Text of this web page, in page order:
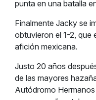
punta en una batalla
Finalmente Jacky se
obtuvieron el 1-2, que
afición mexicana.
Justo 20 años
de las mayores
Autódromo